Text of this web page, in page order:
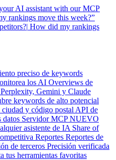
AI assistant with our MCP
rankings move this week?”
How did my rankings
preciso de keywords
los AI Overviews de
Gemini y Claude
keywords de alto potencial
y código postal API de
datos Servidor MCPNUEVO
asistente de IA Share of
Reportes Reportes de
de terceros Precisión verificada
tus herramientas favoritas